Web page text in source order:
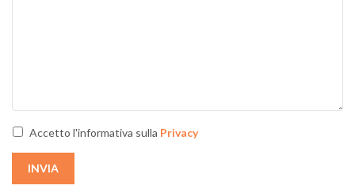
Accetto l'informativa sulla Privacy
INVIA